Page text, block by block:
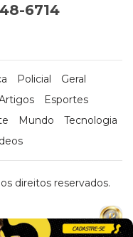
x
6714
Policial
Geral
Esportes
Mundo
Tecnologia
direitos reservados.